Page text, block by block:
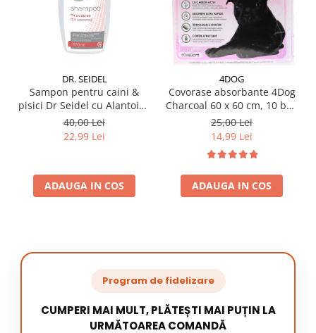
DR. SEIDEL
Sampon pentru caini &
pisici Dr Seidel cu Alantoina
220 ml
40,00 Lei
22,99 Lei
ADAUGA IN COS
4DOG
Covorase absorbante 4Dog
Charcoal 60 x 60 cm, 10 buc
/ pachet
25,00 Lei
14,99 Lei
ADAUGA IN COS
Program de fidelizare
CUMPERI MAI MULT, PLĂTEȘTI MAI PUȚIN LA
URMĂTOAREA COMANDĂ